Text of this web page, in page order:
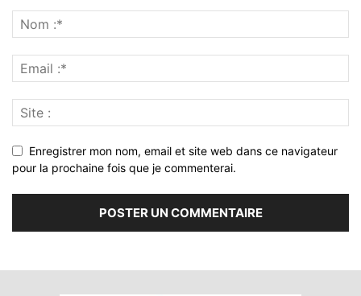
Enregistrer mon nom, email et site web dans ce navigateur
pour la prochaine fois que je commenterai.